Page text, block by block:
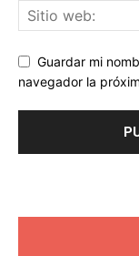
Guardar mi
navegador la